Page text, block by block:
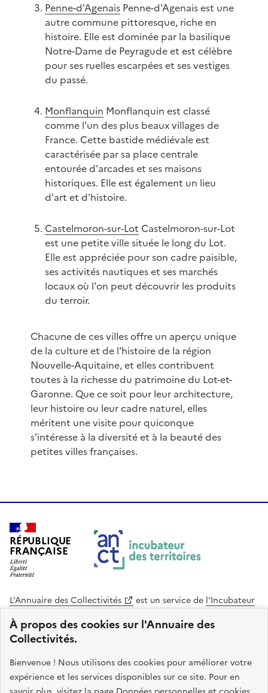
À propos des cookies sur l'Annuaire des
Collectivités.
Bienvenue ! Nous utilisons des cookies pour améliorer votre
expérience et les services disponibles sur ce site. Pour en
Penne-d'AgenaisPenne-d'Agenais est une
autre commune pittoresque, riche en
histoire. Elle est dominée par la basilique
Notre-Dame de Peyragude et est célèbre
pour ses ruelles escarpées et ses vestiges
du passé.
Monflanquin Monflanquin est classé
comme l'un des plus beaux villages de
France. Cette bastide médiévale est
caractérisée par sa place centrale
entourée d'arcades et ses maisons
historiques. Elle est également un lieu
d'art et d'histoire.
Castelmoron-sur-Lot Castelmoron-sur-Lot
est une petite ville située le long du Lot.
Elle est appréciée pour son cadre paisible,
ses activités nautiques et ses marchés
locaux où l'on peut découvrir les produits
du terroir.
Chacune de ces villes offre un aperçu unique
de la culture et de l'histoire de la région
Nouvelle-Aquitaine, et elles contribuent
toutes à la richesse du patrimoine du Lot-et-
Garonne. Que ce soit pour leur architecture,
leur histoire ou leur cadre naturel, elles
méritent une visite pour quiconque
s'intéresse à la diversité et à la beauté des
petites villes françaises.
RÉPUBLIQUE
FRANÇAISE
L'Annuaire des Collectivités est un service de l'Incubateur
des Territoires
Cohésion des Territoires
. Le code source de ce site web
est disponible en licence libre. Le design de ce site est conçu
avec le système de design de l’État.
legifrance.gouv.fr info.gouv.fr